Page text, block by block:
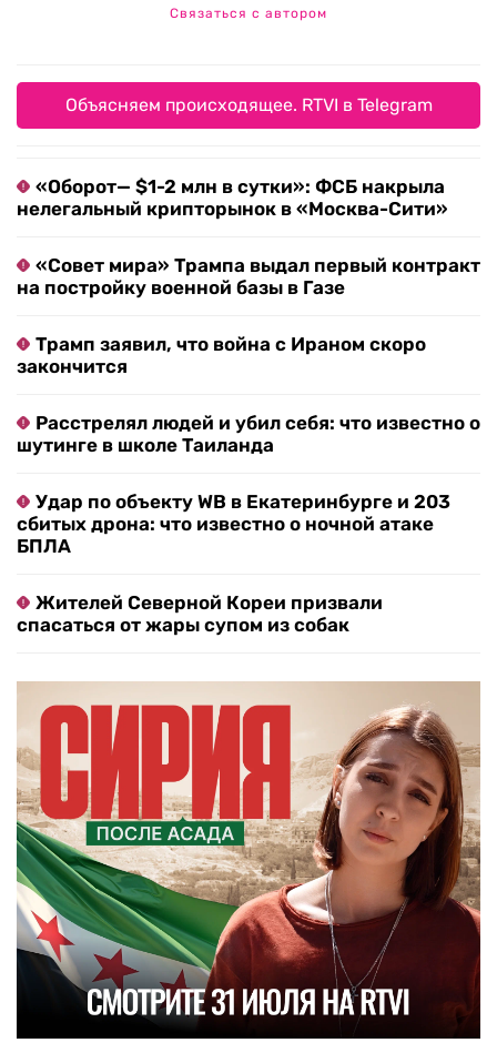
Связаться с автором
Объясняем происходящее. RTVI в Telegram
«Оборот— $1-2 млн в сутки»: ФСБ накрыла
нелегальный крипторынок в «Москва-Сити»
«Совет мира» Трампа выдал первый контракт
на постройку военной базы в Газе
Трамп заявил, что война с Ираном скоро
закончится
Расстрелял людей и убил себя: что известно о
шутинге в школе Таиланда
Удар по объекту WB в Екатеринбурге и 203
сбитых дрона: что известно о ночной атаке
БПЛА
Жителей Северной Кореи призвали
спасаться от жары супом из собак